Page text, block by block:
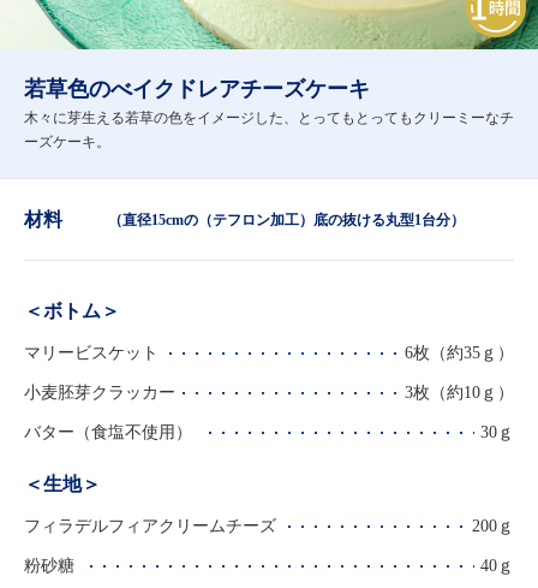
若草色のべイクドレアチーズケーキ
木々に芽生える若草の色をイメージした、とってもとってもクリーミーなチ
ーズケーキ。
材料 （直径15cmの（テフロン加工）底の抜ける丸型1台分）
＜ボトム＞
マリービスケット 6枚（約35ｇ）
小麦胚芽クラッカー 3枚（約10ｇ）
バター（食塩不使用） 30ｇ
＜生地＞
フィラデルフィアクリームチーズ 200ｇ
粉砂糖 40ｇ